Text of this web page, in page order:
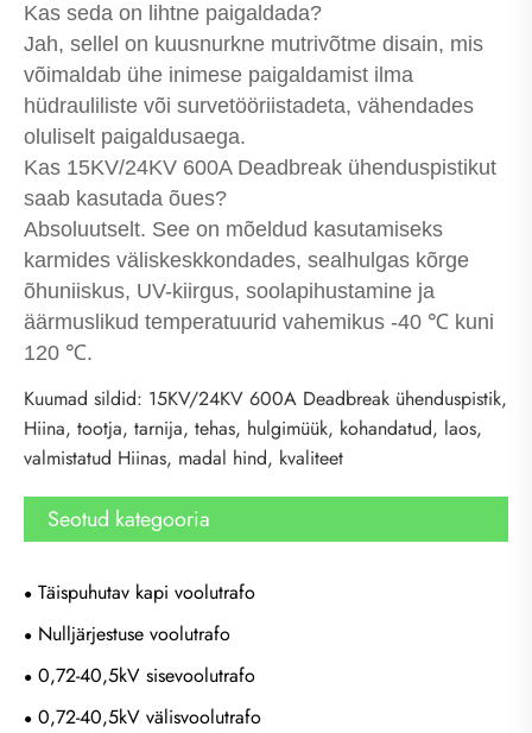
Kas seda on lihtne paigaldada?
Jah, sellel on kuusnurkne mutrivõtme disain, mis
võimaldab ühe inimese paigaldamist ilma
hüdrauliliste või survetööriistadeta, vähendades
oluliselt paigaldusaega.
Kas 15KV/24KV 600A Deadbreak ühenduspistikut
saab kasutada õues?
Absoluutselt. See on mõeldud kasutamiseks
karmides väliskeskkondades, sealhulgas kõrge
õhuniiskus, UV-kiirgus, soolapihustamine ja
äärmuslikud temperatuurid vahemikus -40 ℃ kuni
120 ℃.
Kuumad sildid: 15KV/24KV 600A Deadbreak ühenduspistik,
Hiina, tootja, tarnija, tehas, hulgimüük, kohandatud, laos,
valmistatud Hiinas, madal hind, kvaliteet
Seotud kategooria
Täispuhutav kapi voolutrafo
Nulljärjestuse voolutrafo
0,72-40,5kV sisevoolutrafo
0,72-40,5kV välisvoolutrafo